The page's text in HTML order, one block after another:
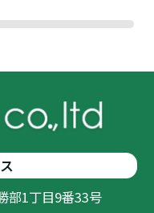
部1丁目9番33号